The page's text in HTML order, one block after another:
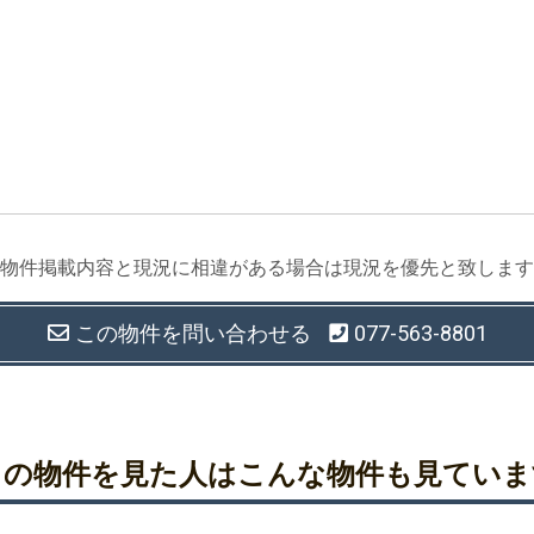
件掲載内容と現況に相違がある場合は現況を優先と致しま
この物件を問い合わせる 077-563-8801
物件を見た人はこんな物件も見てい